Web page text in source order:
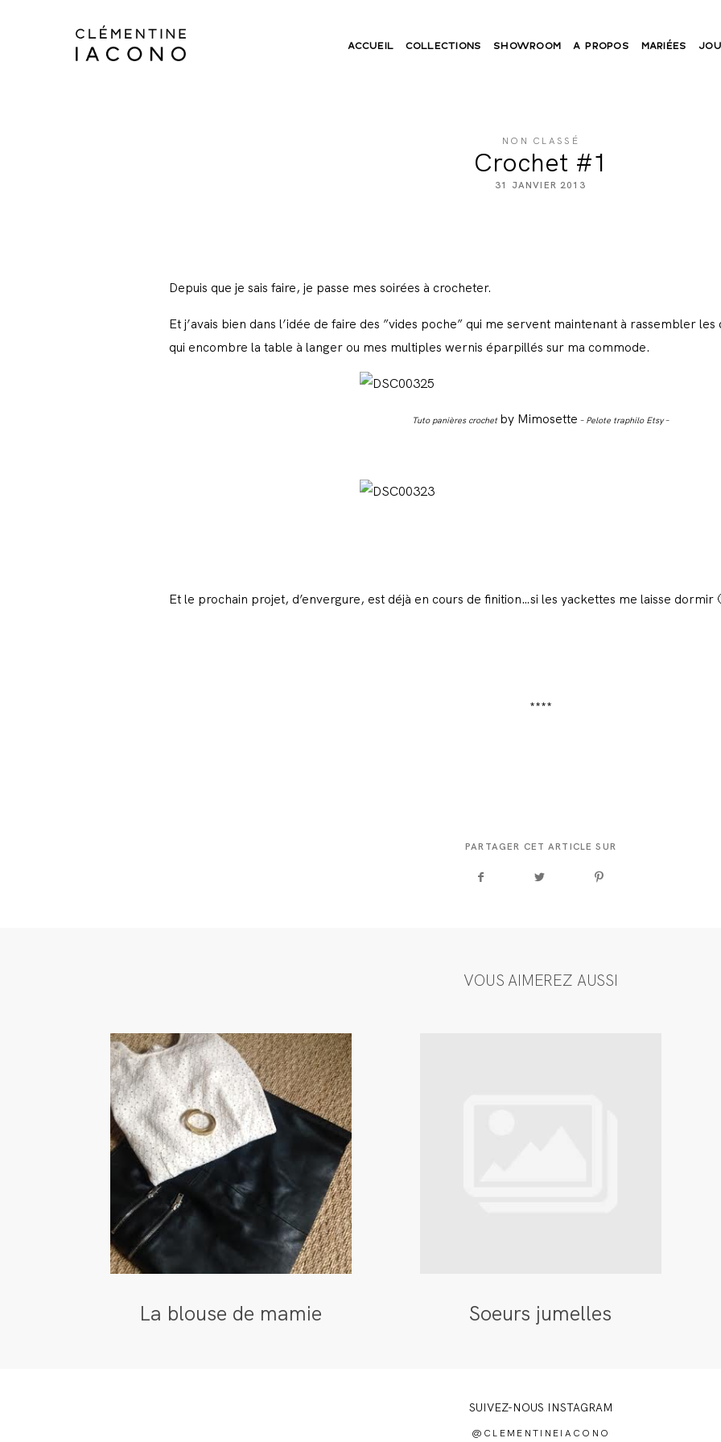
ACCUEIL COLLECTIONS SHOWROOM A PROPOS MARIÉES
NON CLASSÉ
Crochet #1
31 JANVIER 2013
Depuis que je sais faire, je passe mes soirées à crocheter.
Et j’avais bien dans l’idée de faire des ”vides poche” qui me servent maintenant à rassembler
qui encombre la table à langer ou mes multiples wernis éparpillés sur ma commode.
Tuto panières crochet by Mimosette – Pelote traphilo Etsy –
Et le prochain projet, d’envergure, est déjà en cours de finition…si les yackettes me laisse dormir
****
PARTAGER CET ARTICLE SUR
VOUS AIMEREZ AUSSI
La blouse de mamie Soeurs jumelles
SUIVEZ-NOUS INSTAGRAM
@CLEMENTINEIACONO